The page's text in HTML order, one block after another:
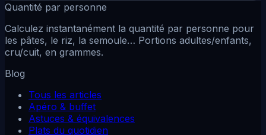
Quantité par personne
Calculez instantanément la quantité par personne pour
les pâtes, le riz, la semoule… Portions adultes/enfants,
cru/cuit, en grammes.
Blog
Tous les articles
Apéro & buffet
Astuces & équivalences
Plats du quotidien